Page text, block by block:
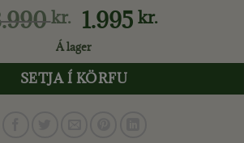
kr. Original
price
was:
3.990 kr..
1.995kr.Current
is:
Á lager
SETJA Í KÖRFU